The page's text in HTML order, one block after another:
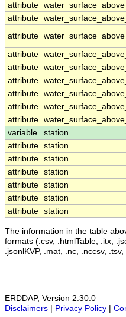
attribute
attribute
attribute
attribute
attribute
attribute
attribute
attribute
attribute
variable
station
attribute station
attribute station
attribute station
attribute station
attribute station
attribute station
The information in the table
formats (.csv, .htmlTable, .itx,
.jsonlKVP, .mat, .nc, .nccsv,
ERDDAP, Version 2.30.0
Disclaimers
Privacy Policy